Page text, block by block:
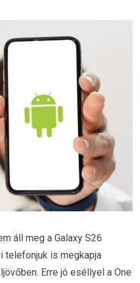
áll meg a Galaxy S26
telefonjuk is megkapja
Erre jó eséllyel a One